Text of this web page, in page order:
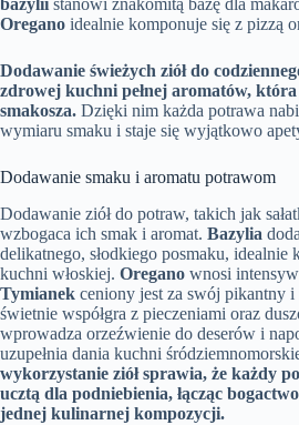
bazylii stanowi znakomitą bazę dla
Oregano idealnie komponuje się z pizzą
Dodawanie świeżych ziół do
zdrowej kuchni pełnej aromatów,
smakosza. Dzięki nim każda potrawa
wymiaru smaku i staje się wyjątkowo
Dodawanie smaku i aromatu potrawom
Dodawanie ziół do potraw, takich jak
wzbogaca ich smak i aromat. Bazylia
delikatnego, słodkiego posmaku, idealnie
kuchni włoskiej. Oregano wnosi
Tymianek ceniony jest za swój pikantny
świetnie współgra z pieczeniami oraz
wprowadza orzeźwienie do deserów i
uzupełnia dania kuchni
wykorzystanie ziół sprawia, że każdy
ucztą dla podniebienia, łącząc
jednej kulinarnej kompozycji.